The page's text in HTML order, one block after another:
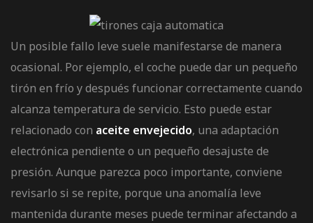
Un posible fallo leve suele manifestarse de manera
ocasional. Por ejemplo, el coche puede dar un pequeño
tirón en frío y después funcionar correctamente cuando
alcanza temperatura de servicio. Esto puede estar
relacionado con aceite envejecido, una adaptación
electrónica pendiente o un pequeño desajuste de
presión. Aunque parezca poco importante, conviene
revisarlo si se repite, porque una anomalía leve
mantenida durante meses puede terminar afectando a